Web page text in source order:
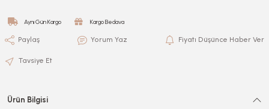
Aynı Gün Kargo Kargo Bedava
Yorum Yaz Fiyatı Düşünce Haber Ver
Tavsiye Et
Paylaş
Ürün Bilgisi